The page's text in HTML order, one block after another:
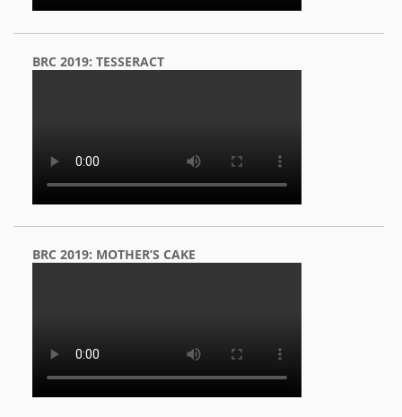
BRC 2019: TESSERACT
BRC 2019: MOTHER’S CAKE